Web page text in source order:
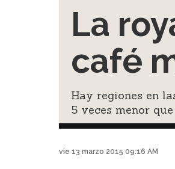
La
café
Hay regiones en
5 veces menor
vie 13 marzo 2015 09:16 AM